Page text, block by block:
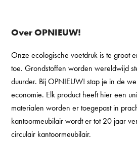
Over OPNIEUW!
Onze ecologische voetdruk is te groot
toe. Grondstoffen worden wereldwijd
duurder. Bij OPNIEUW! stap je in de
economie. Elk product heeft hier een
materialen worden er toegepast in
kantoormeubilair wordt er tot 20 jaar
circulair kantoormeubilair.